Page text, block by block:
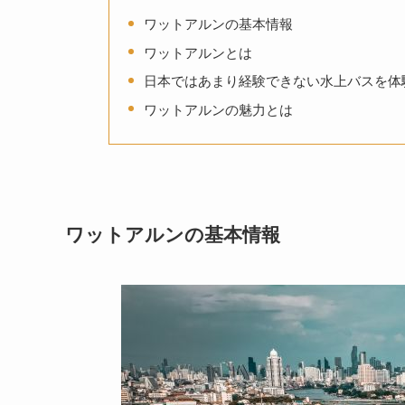
ワットアルンの基本情報
ワットアルンとは
日本ではあまり経験できない水上バスを
ワットアルンの魅力とは
ワットアルンの基本情報